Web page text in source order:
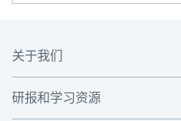
关于我们
研报和学习资源